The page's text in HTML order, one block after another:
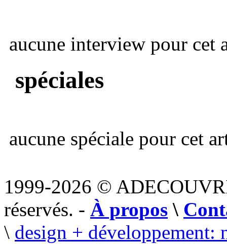
aucune interview pour cet
spéciales
aucune spéciale pour cet
1999-2026 ©
réservés. - À propos \
\ design + développement: